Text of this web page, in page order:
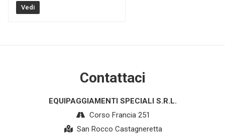
Vedi
Contattaci
EQUIPAGGIAMENTI SPECIALI S.R.L.
Corso Francia 251
San Rocco Castagneretta